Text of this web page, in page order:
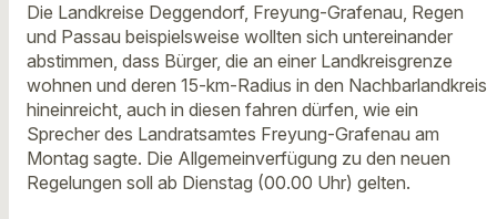
Die Landkreise Deggendorf, Freyung-Grafenau, Regen
und Passau beispielsweise wollten sich untereinander
abstimmen, dass Bürger, die an einer Landkreisgrenze
wohnen und deren 15-km-Radius in den Nachbarlandkreis
hineinreicht, auch in diesen fahren dürfen, wie ein
Sprecher des Landratsamtes Freyung-Grafenau am
Montag sagte. Die Allgemeinverfügung zu den neuen
Regelungen soll ab Dienstag (00.00 Uhr) gelten.